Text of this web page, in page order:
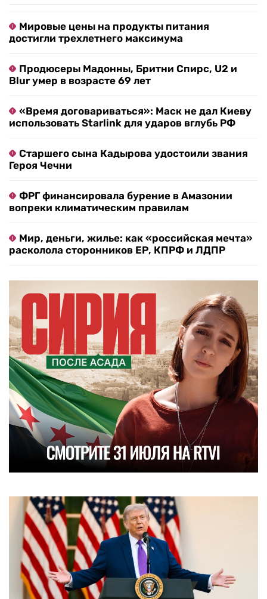
Мировые цены на продукты питания
достигли трехлетнего максимума
Продюсеры Мадонны, Бритни Спирс, U2 и
Blur умер в возрасте 69 лет
«Время договариваться»: Маск не дал Киеву
использовать Starlink для ударов вглубь РФ
Старшего сына Кадырова удостоили звания
Героя Чечни
ФРГ финансировала бурение в Амазонии
вопреки климатическим правилам
Мир, деньги, жилье: как «российская мечта»
расколола сторонников ЕР, КПРФ и ЛДПР